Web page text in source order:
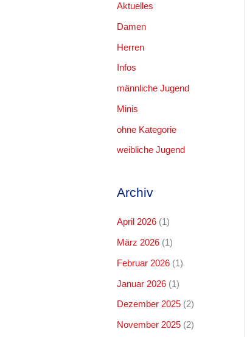
Aktuelles
Damen
Herren
Infos
männliche Jugend
Minis
ohne Kategorie
weibliche Jugend
Archiv
April 2026 (1)
März 2026 (1)
Februar 2026 (1)
Januar 2026 (1)
Dezember 2025 (2)
November 2025 (2)